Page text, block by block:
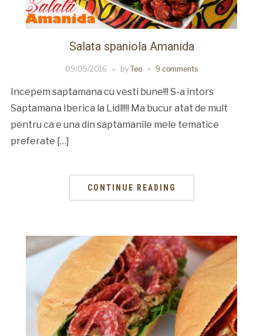
Salata spaniola Amanida
09/05/2016 by Teo 9 comments
Incepem saptamana cu vesti bune!!! S-a intors
Saptamana Iberica la Lidl!!!! Ma bucur atat de mult
pentru ca e una din saptamanile mele tematice
preferate […]
CONTINUE READING